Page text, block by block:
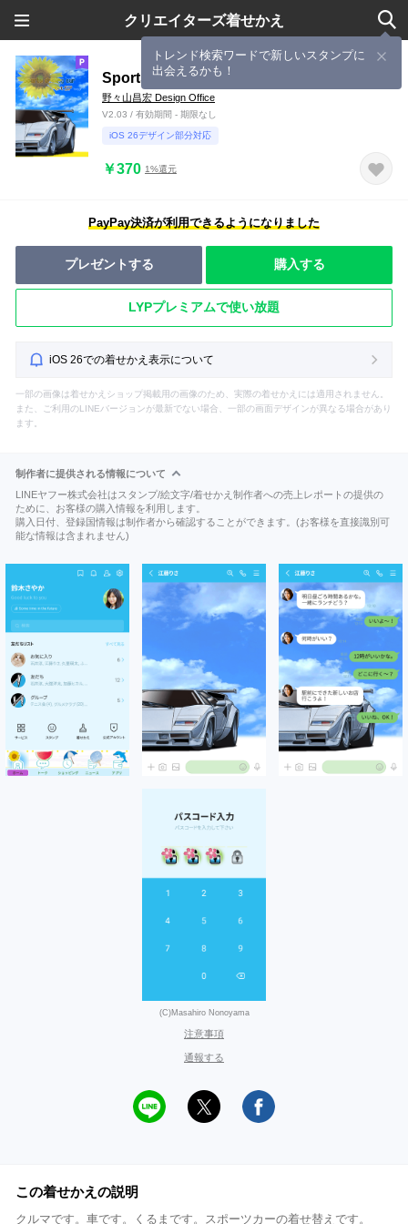
クリエイターズ着せかえ
トレンド検索ワードで新しいスタンプに
出会えるかも！
Sports driving car Part57 TYPE0
野々山昌宏 Design Office
V2.03 / 有効期間 - 期限なし
iOS 26デザイン部分対応
￥370 1%還元
PayPay決済が利用できるようになりました
プレゼントする 購入する
LYPプレミアムで使い放題
iOS 26での着せかえ表示について
一部の画像は着せかえショップ掲載用の画像のため、実際の着せかえには適用されません。
また、ご利用のLINEバージョンが最新でない場合、一部の画面デザインが異なる場合があり
ます。
制作者に提供される情報について
LINEヤフー株式会社はスタンプ/絵文字/着せかえ制作者への売上レポートの提供の
ために、お客様の購入情報を利用します。
購入日付、登録国情報は制作者から確認することができます。(お客様を直接識別可
能な情報は含まれません)
(C)Masahiro Nonoyama
注意事項
通報する
この着せかえの説明
クルマです。車です。くるまです。スポーツカーの着せ替えです。